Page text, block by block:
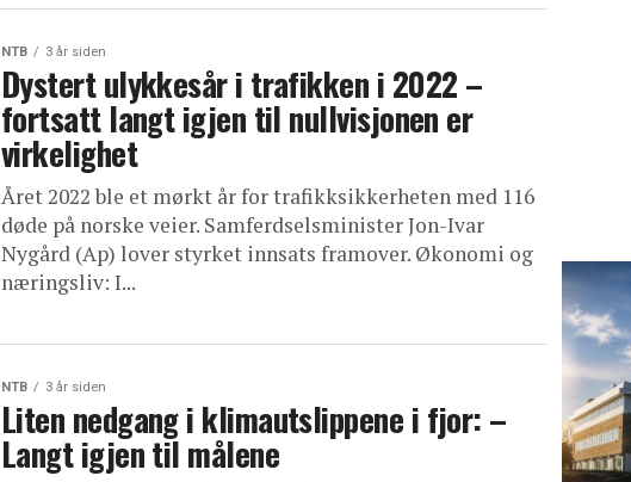
NTB 3 år siden
Dystert ulykkesår i trafikken i 2022 –
fortsatt langt igjen til nullvisjonen er
virkelighet
Året 2022 ble et mørkt år for trafikksikkerheten med 116
døde på norske veier. Samferdselsminister Jon-Ivar
Nygård (Ap) lover styrket innsats framover. Økonomi og
næringsliv: I...
NTB 3 år siden
Liten nedgang i klimautslippene i fjor: –
Langt igjen til målene